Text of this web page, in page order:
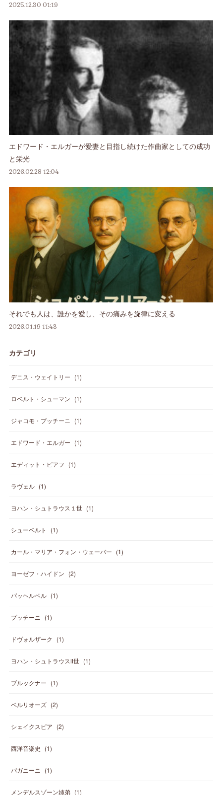
2025.12.30 01:19
エドワード・エルガーが愛妻と目指し続けた作曲家としての成功
と栄光
2026.02.28 12:04
それでも人は、誰かを愛し、その痛みを旋律に変える
2026.01.19 11:43
カテゴリ
デニス・ウェイトリー (1)
ロベルト・シューマン (1)
ジャコモ・プッチーニ (1)
エドワード・エルガー (1)
エディット・ピアフ (1)
ラヴェル (1)
ヨハン・シュトラウス１世 (1)
シューベルト (1)
カール・マリア・フォン・ウェーバー (1)
ヨーゼフ・ハイドン (2)
パッヘルベル (1)
プッチーニ (1)
ドヴォルザーク (1)
ヨハン・シュトラウスⅡ世 (1)
ブルックナー (1)
ベルリオーズ (2)
シェイクスピア (2)
西洋音楽史 (1)
パガニーニ (1)
メンデルスゾーン姉弟 (1)